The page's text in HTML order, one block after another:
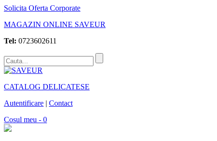
Solicita Oferta Corporate
MAGAZIN ONLINE SAVEUR
Tel: 0723602611
CATALOG DELICATESE
Autentificare | Contact
Cosul meu - 0